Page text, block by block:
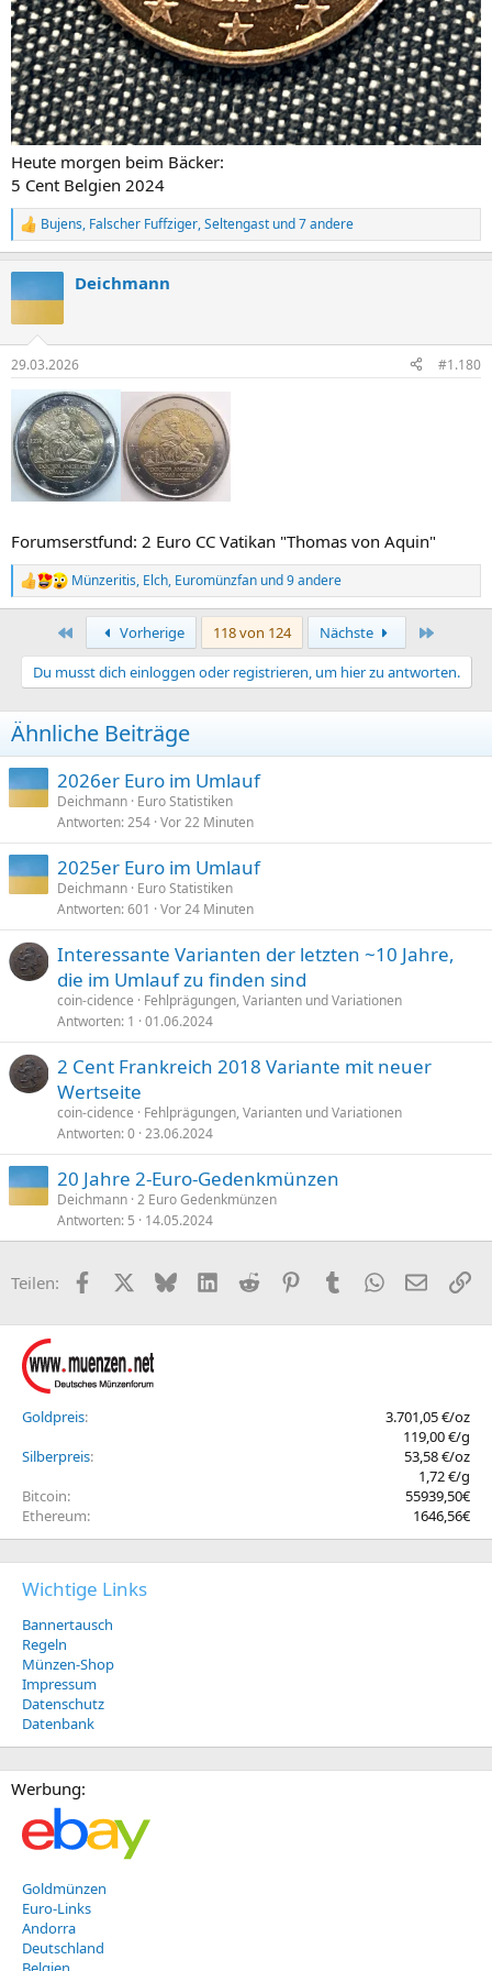
Heute morgen beim Bäcker:
5 Cent Belgien 2024
R
e
t
e
Bujens, Falscher Fuffziger,Seltengast und 7 andere
Deichmann
29.03.2026 #1.180
Forumserstfund: 2 Euro CC Vatikan "Thomas von Aquin"
R
e
t
o
n
e
n
:
Münzeritis, Elch, Euromünzfan und 9 andere
Erste Vorherige 118 von 124 Nächste
Du musst dich einloggen oder registrieren, um hier zu antworten.
Ähnliche Beiträge
2026er Euro im Umlauf
Deichmann Euro Statistiken
Antworten 254 Vor 22 Minuten
2025er Euro im Umlauf
Deichmann Euro Statistiken
Antworten 601 Vor 24 Minuten
Interessante Varianten der letzten ~10 Jahre,
die im Umlauf zu finden sind
coin-cidence
Fehlprägungen, Varianten und Variationen
Antworten 1 01.06.2024
2 Cent Frankreich 2018 Variante mit neuer
Wertseite
coin-cidence
Fehlprägungen, Varianten und Variationen
Antworten 0 23.06.2024
20 Jahre 2-Euro-Gedenkmünzen
Deichmann 2 Euro Gedenkmünzen
Antworten 5 14.05.2024
Teilen: FacebookX (Twitter)
BlueskyLinkedIn
Reddit PinterestTumblr WhatsApp
E-Mail
Goldpreis
3.701,05 €/oz
119,00 €/g
Silberpreis
53,58 €/oz
1,72 €/g
Bitcoin
55939,50€
Ethereum
1646,56€
Wichtige Links
Bannertausch
Regeln
Münzen-Shop
Impressum
Datenschutz
Datenbank
Werbung:
Goldmünzen
Euro-Links
Andorra
Deutschland